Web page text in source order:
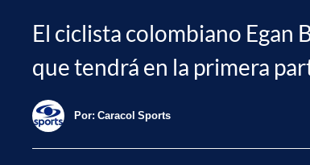
El ciclista colombiano Egan
que tendrá en la primera
Por: Caracol Sports